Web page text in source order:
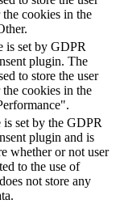
cookies in the
is set by GDPR
plugin. The
to store the user
cookies in the
set by the GDPR
plugin and is
whether or not user
to the use of
not store any